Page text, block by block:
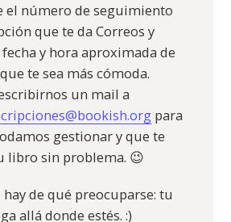
el número de seguimiento
que te da Correos y
y hora aproximada de
te sea más cómoda.
un mail a
para
gestionar y que te
libro sin problema. 😉️
hay de qué preocuparse: tu
allá donde estés. :)